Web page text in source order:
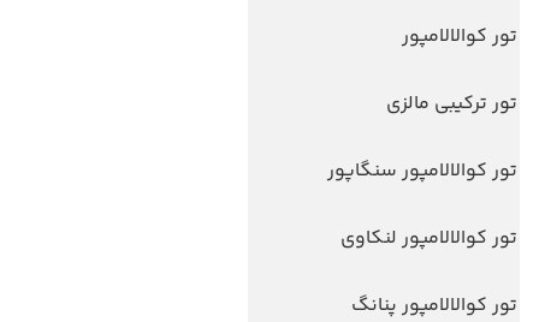
تور کوالالامپور
تور ترکیبی مالزی
تور کوالالامپور سنگاپور
تور کوالالامپور لنکاوی
تور کوالالامپور پنانگ
هتل های آنتالیا
هتل های تایلند
هتل های اندونزی